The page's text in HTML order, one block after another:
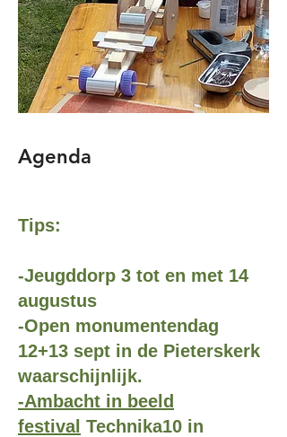
Agenda
Tips:
-Jeugddorp 3 tot en met 14
augustus​
-Open monumentendag
12+13 sept in de Pieterskerk
waarschijnlijk.
-Ambacht in beeld
festival Technika10 in